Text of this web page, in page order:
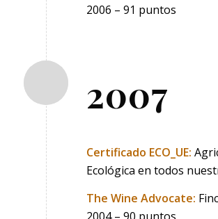
2006 – 91 puntos
2007
Certificado ECO_UE:
Ecológica en todos
The Wine Advocate: